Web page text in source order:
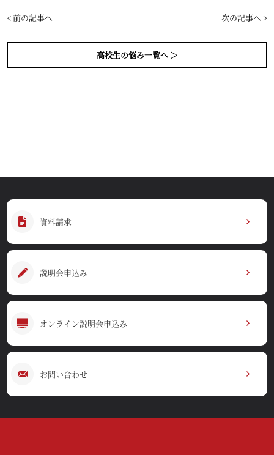
< 前の記事へ
高校生の悩み一覧へ ＞
次の記事へ >
資料請求
説明会申込み
オンライン説明会申込み
お問い合わせ